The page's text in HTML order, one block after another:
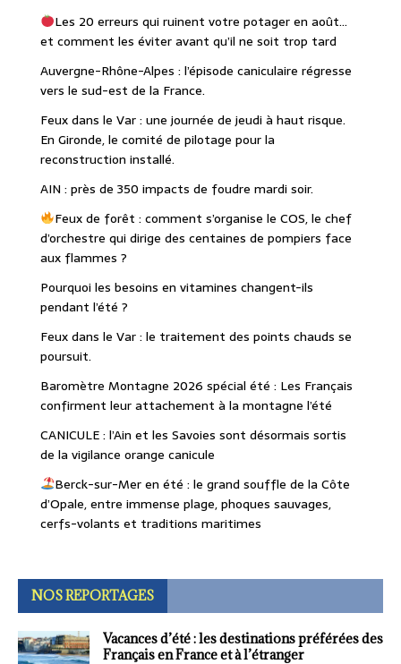
Les 20 erreurs qui ruinent votre potager en août…
et comment les éviter avant qu’il ne soit trop tard
Auvergne-Rhône-Alpes : l’épisode caniculaire régresse
vers le sud-est de la France.
Feux dans le Var : une journée de jeudi à haut risque.
En Gironde, le comité de pilotage pour la
reconstruction installé.
AIN : près de 350 impacts de foudre mardi soir.
Feux de forêt : comment s’organise le COS, le chef
d’orchestre qui dirige des centaines de pompiers face
aux flammes ?
Pourquoi les besoins en vitamines changent-ils
pendant l’été ?
Feux dans le Var : le traitement des points chauds se
poursuit.
Baromètre Montagne 2026 spécial été : Les Français
confirment leur attachement à la montagne l’été
CANICULE : l’Ain et les Savoies sont désormais sortis
de la vigilance orange canicule
Berck-sur-Mer en été : le grand souffle de la Côte
d’Opale, entre immense plage, phoques sauvages,
cerfs-volants et traditions maritimes
NOS REPORTAGES
Vacances d’été : les destinations préférées des
Français en France et à l’étranger